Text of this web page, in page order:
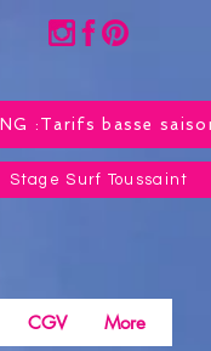
:Tarifs basse
Stage Surf Toussaint
CGV More